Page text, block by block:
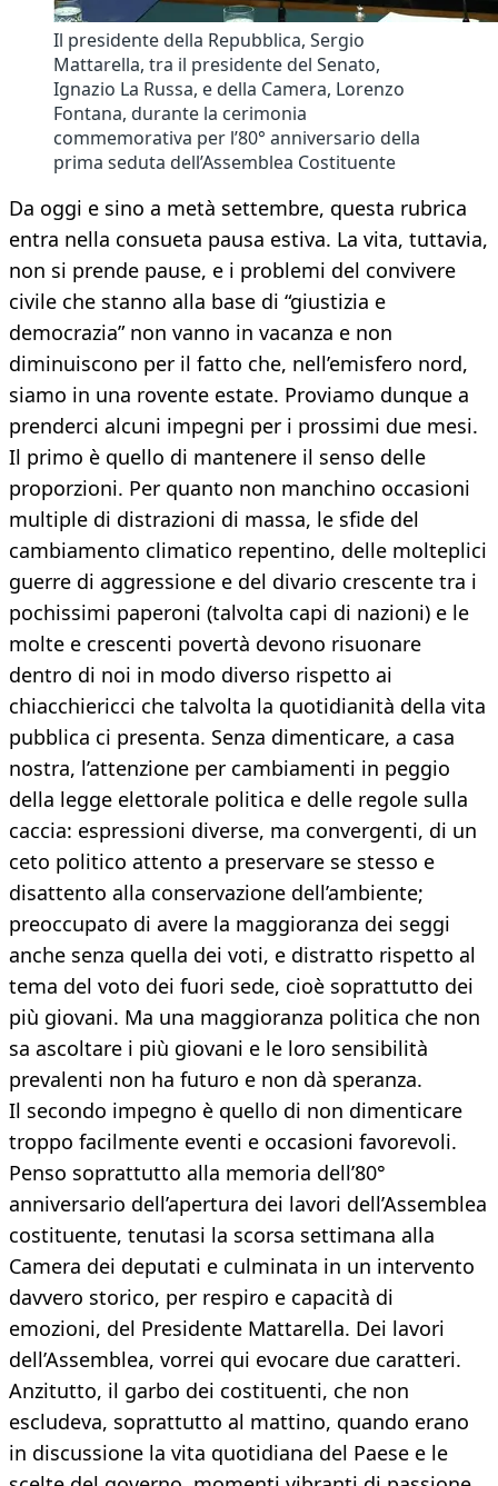
Il presidente della Repubblica, Sergio
Mattarella, tra il presidente del Senato,
Ignazio La Russa, e della Camera, Lorenzo
Fontana, durante la cerimonia
commemorativa per l’80° anniversario della
prima seduta dell’Assemblea Costituente
Da oggi e sino a metà settembre, questa rubrica
entra nella consueta pausa estiva. La vita, tuttavia,
non si prende pause, e i problemi del convivere
civile che stanno alla base di “giustizia e
democrazia” non vanno in vacanza e non
diminuiscono per il fatto che, nell’emisfero nord,
siamo in una rovente estate. Proviamo dunque a
prenderci alcuni impegni per i prossimi due mesi.
Il primo è quello di mantenere il senso delle
proporzioni. Per quanto non manchino occasioni
multiple di distrazioni di massa, le sfide del
cambiamento climatico repentino, delle molteplici
guerre di aggressione e del divario crescente tra i
pochissimi paperoni (talvolta capi di nazioni) e le
molte e crescenti povertà devono risuonare
dentro di noi in modo diverso rispetto ai
chiacchiericci che talvolta la quotidianità della vita
pubblica ci presenta. Senza dimenticare, a casa
nostra, l’attenzione per cambiamenti in peggio
della legge elettorale politica e delle regole sulla
caccia: espressioni diverse, ma convergenti, di un
ceto politico attento a preservare se stesso e
disattento alla conservazione dell’ambiente;
preoccupato di avere la maggioranza dei seggi
anche senza quella dei voti, e distratto rispetto al
tema del voto dei fuori sede, cioè soprattutto dei
più giovani. Ma una maggioranza politica che non
sa ascoltare i più giovani e le loro sensibilità
prevalenti non ha futuro e non dà speranza.
Il secondo impegno è quello di non dimenticare
troppo facilmente eventi e occasioni favorevoli.
Penso soprattutto alla memoria dell’80°
anniversario dell’apertura dei lavori dell’Assemblea
costituente, tenutasi la scorsa settimana alla
Camera dei deputati e culminata in un intervento
davvero storico, per respiro e capacità di
emozioni, del Presidente Mattarella. Dei lavori
dell’Assemblea, vorrei qui evocare due caratteri.
Anzitutto, il garbo dei costituenti, che non
escludeva, soprattutto al mattino, quando erano
in discussione la vita quotidiana del Paese e le